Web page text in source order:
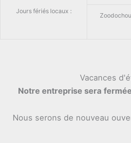
Jours fériés locaux :
Vacances
Notre entreprise sera
Nous serons de nouveau